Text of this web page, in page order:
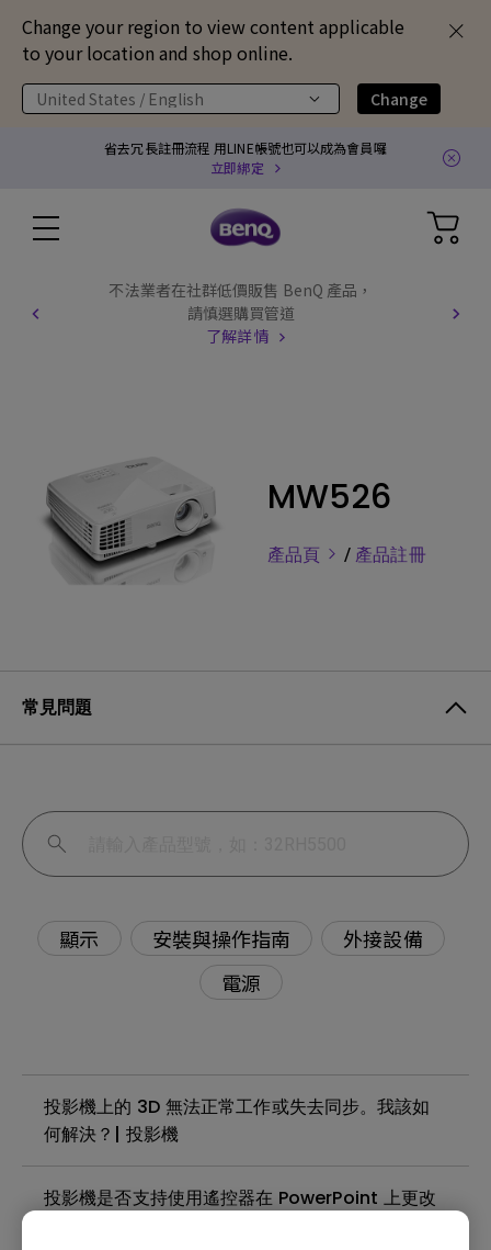
Change your region to view content applicable
to your location and shop online.
United States / English Change
省去冗長註冊流程 用LINE帳號也可以成為會員囉
立即綁定
不法業者在社群低價販售 BenQ 產品，
請慎選購買管道
了解詳情
MW526
產品頁 / 產品註冊
常見問題
顯示 安裝與操作指南
外接設備
電源
投影機上的 3D 無法正常工作或失去同步。我該如
何解決？| 投影機
投影機是否支持使用遙控器在 PowerPoint 上更改